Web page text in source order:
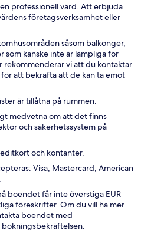
professionell värd. Att erbjuda
företagsverksamhet eller
såsom balkonger,
som kanske inte är lämpliga för
rekommenderar vi att du kontaktar
att bekräfta att de kan ta emot
är tillåtna på rummen.
medvetna om att det finns
och säkerhetssystem på
och kontanter.
Visa, Mastercard, American
boendet får inte överstiga EUR
föreskrifter. Om du vill ha mer
boendet med